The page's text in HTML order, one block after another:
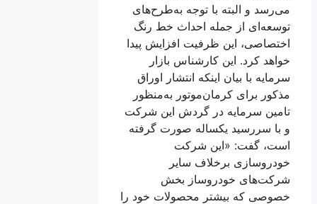
می‌رسد و البته با توجه به‌طرح‌های
توسعه‌ای از جمله احداث خط رنگ
اختصاصی، این ظرفیت افزایش پیدا
خواهد کرد. این کارشناس بازار
سرمایه با بیان اینکه انتشار اوراق
مذکور برای کرمان‌موتور به‌منظور
تامین سرمایه در گردش این شرکت
و با سررسید یکساله صورت گرفته
است، گفت: «این شرکت
خودروسازی برخلاف سایر
شرکت‌های خودروساز بخش
خصوصی که بیشتر محصولات خود را